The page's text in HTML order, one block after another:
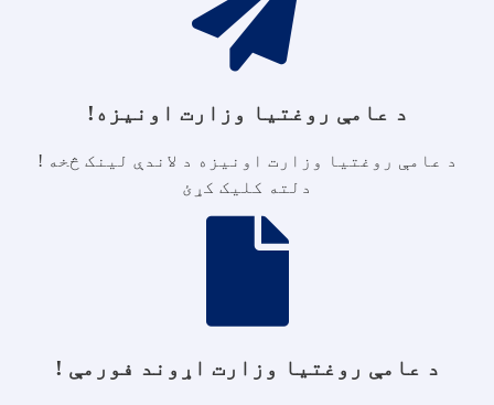
د عامې روغتیا وزارت اونیزه!
د عامې روغتیا وزارت اونیزه د لاندې لینک څخه !
دلته کلیک کړئ
د عامې روغتیا وزارت اړوند فورمې !